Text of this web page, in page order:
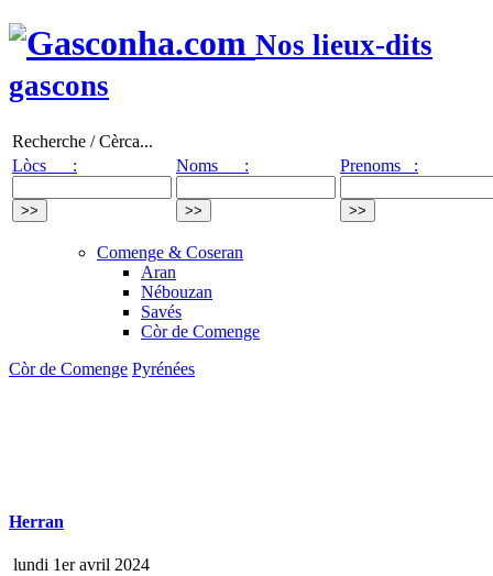
Nos lieux-dits
gascons
Recherche / Cèrca...
Lòcs :
Noms : Prenoms :
Comenge & Coseran
Aran
Nébouzan
Savés
Còr de Comenge
Còr de Comenge Pyrénées
Herran
lundi 1er avril 2024